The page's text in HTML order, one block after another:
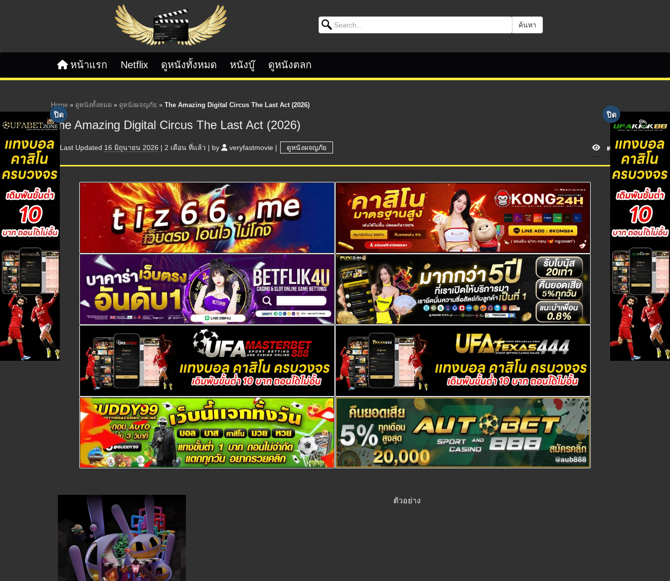
Search for: ค้นหา
หน้าแรก Netflix ดูหนังทั้งหมด หนังบู๊ ดูหนังตลก
Home » ดูหนังทั้งหมด » ดูหนังผจญภัย » The Amazing Digital Circus The Last Act (2026)
The Amazing Digital Circus The Last Act (2026)
Last Updated 16 มิถุนายน 2026 | 2 เดือน ที่แล้ว | by veryfastmovie | ดูหนังผจญภัย V
i
ตัวอย่าง